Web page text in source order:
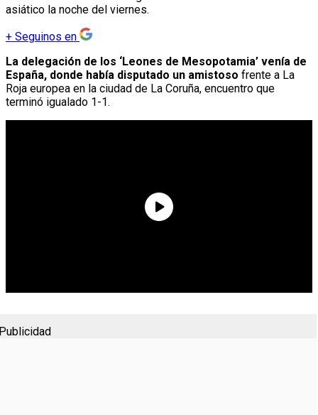
asiático la noche del viernes.
+ Seguinos en
La delegación de los ‘Leones de Mesopotamia’ venía de
España, donde había disputado un amistoso frente a La
Roja europea en la ciudad de La Coruña, encuentro que
terminó igualado 1-1.